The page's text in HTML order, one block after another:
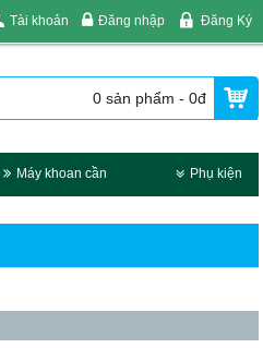
Tài khoản Đăng nhập Đăng Ký
0 sản phẩm - 0đ
Máy khoan cần Phụ kiện